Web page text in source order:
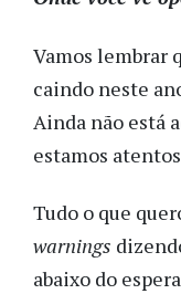
Vamos lembrar
caindo neste
Ainda não está
estamos
Tudo o que
warnings
abaixo do